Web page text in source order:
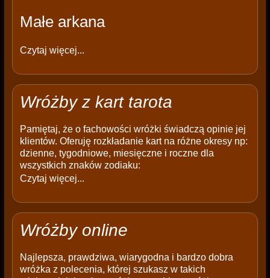
Małe arkana
Czytaj więcej...
Wróżby z kart tarota
Pamiętaj, że o fachowości wróżki świadczą opinie jej
klientów. Oferuję rozkładanie kart na różne okresy np:
dzienne, tygodniowe, miesięczne i roczne dla
wszystkich znaków zodiaku:
Czytaj więcej...
Wróżby online
Najlepsza, prawdziwa, wiarygodna i bardzo dobra
wróżka z polecenia, której szukasz w takich